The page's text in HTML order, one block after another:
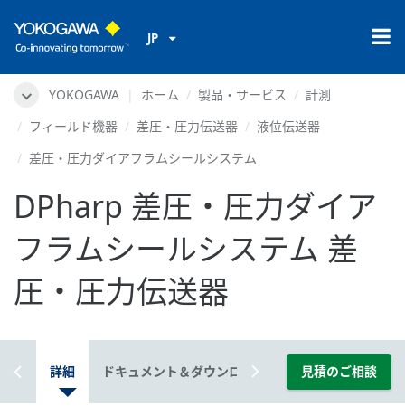
JP
YOKOGAWA ホーム 製品・サービス
計測
フィールド機器
差圧・圧力伝送器
液位伝送器
差圧・圧力ダイアフラムシールシステム
DPharp 差圧・圧力ダイア
フラムシールシステム 差
圧・圧力伝送器
要 詳細 ドキュメント＆ダウンロード 見積のご相談